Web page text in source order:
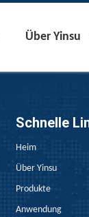
Über Yinsu
Schnelle
Heim
Über Yinsu
Produkte
Anwendung